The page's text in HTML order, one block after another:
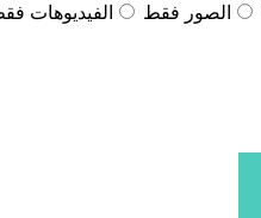
الصور فقط الفيديوهات